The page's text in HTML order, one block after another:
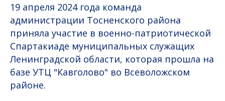
19 апреля 2024 года команда
администрации Тосненского района
приняла участие в военно-патриотической
Спартакиаде муниципальных служащих
Ленинградской области, которая прошла на
базе УТЦ "Кавголово" во Всеволожском
районе.